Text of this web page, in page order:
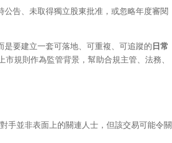
公告、未取得獨立股東批准，或忽略年度審閱
要建立一套可落地、可重複、可追蹤的日常
規則作為監管背景，幫助合規主管、法務、
手並非表面上的關連人士，但該交易可能令關